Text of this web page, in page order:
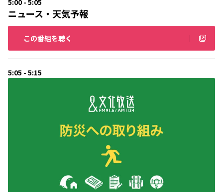
5:00 - 5:05
ニュース・天気予報
この番組を聴く
5:05 - 5:15